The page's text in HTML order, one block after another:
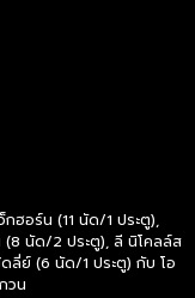
ฮอร์น (11 นัด/1 ประตู),
(8 นัด/2 ประตู), ลี นิโคลล์ส
ลี่ย์ (6 นัด/1 ประตู) กับ โอ
วน